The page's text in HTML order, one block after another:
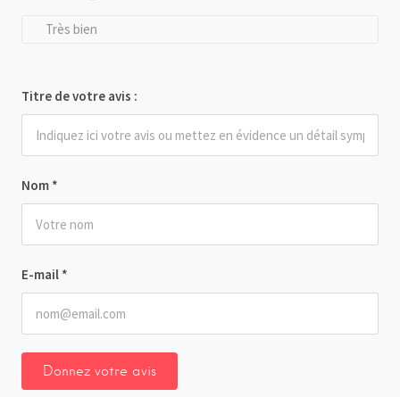
Nom *
E-mail *
Très bien
Titre de votre avis :